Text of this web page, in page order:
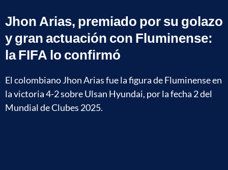
Jhon Arias, premiado por su golazo
y gran actuación con Fluminense:
la FIFA lo confirmó
El colombiano Jhon Arias fue la figura de Fluminense en
la victoria 4-2 sobre Ulsan Hyundai, por la fecha 2 del
Mundial de Clubes 2025.